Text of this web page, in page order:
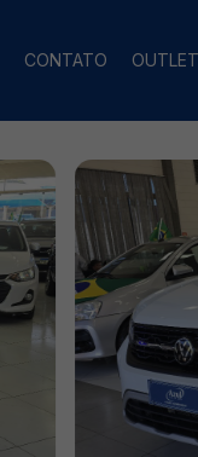
CONTATO OUTLET